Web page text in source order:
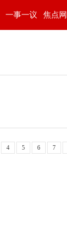
一事一议 焦点
4 5 6 7